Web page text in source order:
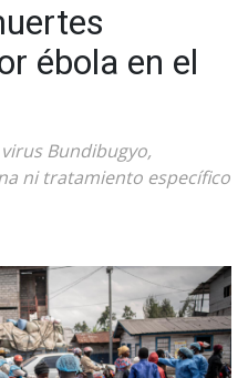
ébola en el
Bundibugyo,
ni tratamiento específico